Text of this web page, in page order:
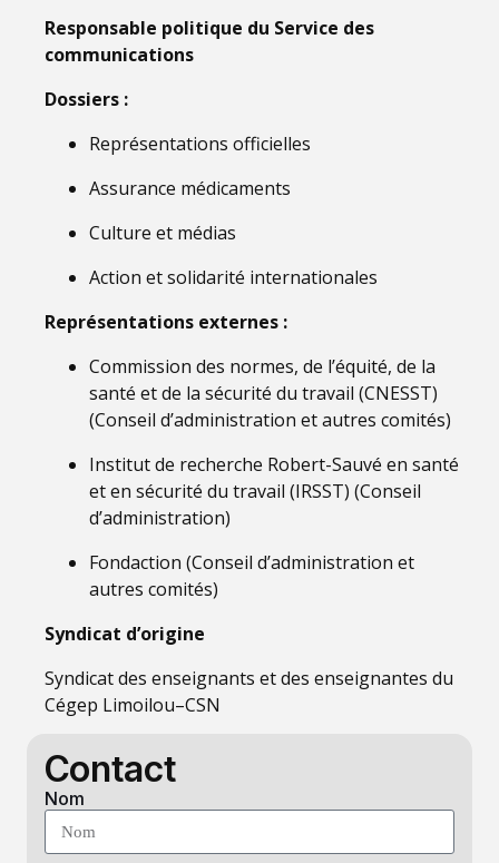
Responsable politique du Service des
communications
Dossiers :
Représentations officielles
Assurance médicaments
Culture et médias
Action et solidarité internationales
Représentations externes :
Commission des normes, de l’équité, de la
santé et de la sécurité du travail (CNESST)
(Conseil d’administration et autres comités)
Institut de recherche Robert-Sauvé en santé
et en sécurité du travail (IRSST) (Conseil
d’administration)
Fondaction (Conseil d’administration et
autres comités)
Syndicat d’origine
Syndicat des enseignants et des enseignantes du
Cégep Limoilou–CSN
Contact
Nom